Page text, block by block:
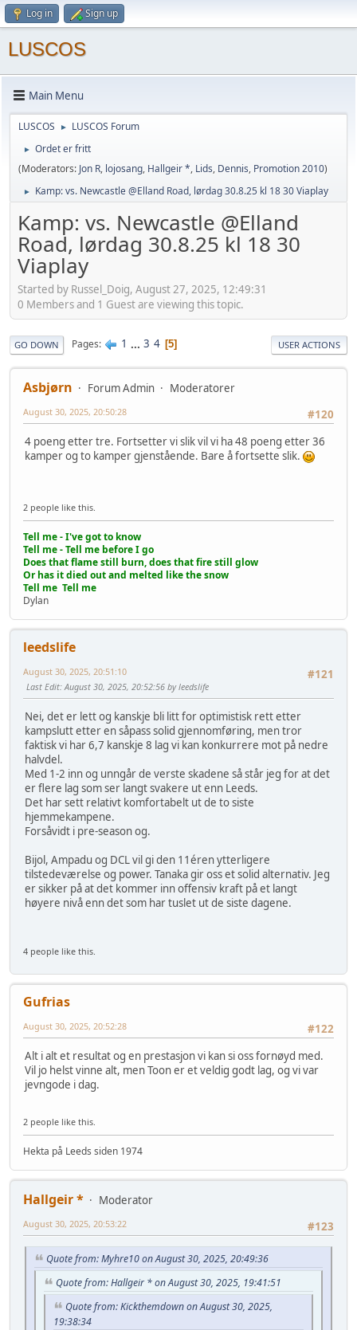
Log in Sign up
LUSCOS
Main Menu
LUSCOS ► LUSCOS Forum
►
Ordet er fritt
(Moderators: Jon R, lojosang, Hallgeir *, Lids, Dennis, Promotion 2010)
► Kamp: vs. Newcastle @Elland Road, lørdag 30.8.25 kl 18 30 Viaplay
Kamp: vs. Newcastle @Elland
Road, lørdag 30.8.25 kl 18 30
Viaplay
Started by Russel_Doig, August 27, 2025, 12:49:31
0 Members and 1 Guest are viewing this topic.
GO DOWN Pages 1 ... 3 4 5 USER ACTIONS
Asbjørn Forum Admin
Moderatorer
#120
August 30, 2025, 20:50:28
4 poeng etter tre. Fortsetter vi slik vil vi ha 48 poeng etter 36
kamper og to kamper gjenstående. Bare å fortsette slik.
2 people like this.
Tell me - I've got to know
Tell me - Tell me before I go
Does that flame still burn, does that fire still glow
Or has it died out and melted like the snow
Tell me Tell me
Dylan
leedslife
#121
August 30, 2025, 20:51:10
Last Edit: August 30, 2025, 20:52:56 by leedslife
Nei, det er lett og kanskje bli litt for optimistisk rett etter
kampslutt etter en såpass solid gjennomføring, men tror
faktisk vi har 6,7 kanskje 8 lag vi kan konkurrere mot på nedre
halvdel.
Med 1-2 inn og unngår de verste skadene så står jeg for at det
er flere lag som ser langt svakere ut enn Leeds.
Det har sett relativt komfortabelt ut de to siste
hjemmekampene.
Forsåvidt i pre-season og.
Bijol, Ampadu og DCL vil gi den 11éren ytterligere
tilstedeværelse og power. Tanaka gir oss et solid alternativ. Jeg
er sikker på at det kommer inn offensiv kraft på et langt
høyere nivå enn det som har tuslet ut de siste dagene.
4 people like this.
Gufrias
#122
August 30, 2025, 20:52:28
Alt i alt et resultat og en prestasjon vi kan si oss fornøyd med.
Vil jo helst vinne alt, men Toon er et veldig godt lag, og vi var
jevngode i dag.
2 people like this.
Hekta på Leeds siden 1974
Hallgeir *
Moderator
#123
August 30, 2025, 20:53:22
Quote from: Myhre10 on August 30, 2025, 20:49:36
Quote from: Hallgeir * on August 30, 2025, 19:41:51
Quote from: Kickthemdown on August 30, 2025,
19:38:34